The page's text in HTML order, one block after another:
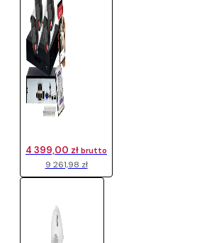
9 261,98 zł
4 399,00 zł brutto